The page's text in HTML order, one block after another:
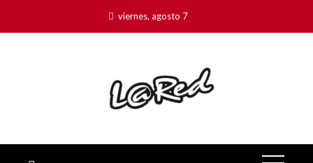
viernes, agosto 7